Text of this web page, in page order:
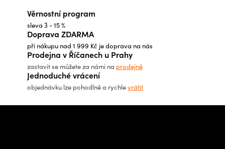
í
p
r
v
k
y
Věrnostní program
sleva 3 - 15 %
Doprava ZDARMA
při nákupu nad 1 999 Kč je doprava na nás
Prodejna v Říčanech u Prahy
zastavit se můžete za námi na prodejně
Jednoduché vrácení
objednávku lze pohodlně a rychlevrátit
Z